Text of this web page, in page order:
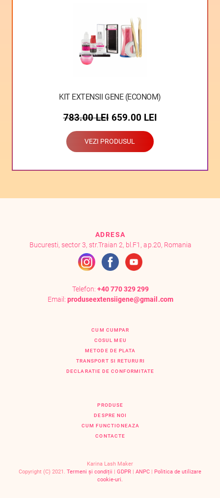
KIT EXTENSII GENE (ECONOM)
783.00LEI 659.00 LEI
VEZI PRODUSUL
ADRESA
Bucuresti, sector 3, str.Traian 2, bl.F1, ap.20, Romania
Telefon: +40 770 329 299
Email:produseextensiigene@gmail.com
CUM CUMPAR
COSUL MEU
METODE DE PLATA
TRANSPORT SI RETURURI
DECLARATIE DE CONFORMITATE
PRODUSE
DESPRE NOI
CUM FUNCTIONEAZA
CONTACTE
Karina Lash Maker
Copyright (C) 2021. Termeni și condiții | GDPR | ANPC | Politica de utilizare
cookie-uri.